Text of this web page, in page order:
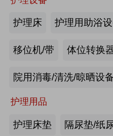
护理床 护理用助浴
移位机/带 体位转换
院用消毒/清洗/晾晒设
护理用品
护理床垫 隔尿垫/纸
机构“一